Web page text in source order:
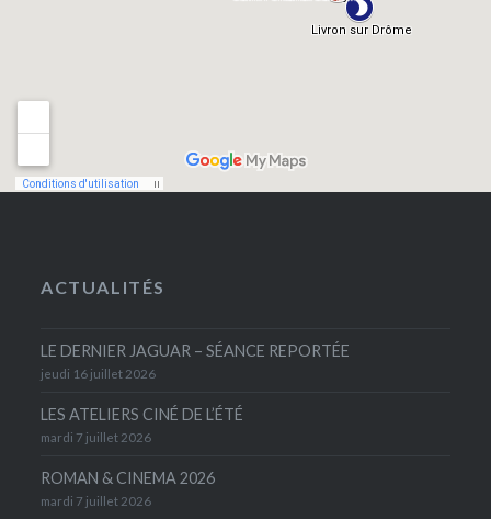
ACTUALITÉS
LE DERNIER JAGUAR – SÉANCE REPORTÉE
jeudi 16 juillet 2026
LES ATELIERS CINÉ DE L’ÉTÉ
mardi 7 juillet 2026
ROMAN & CINEMA 2026
mardi 7 juillet 2026